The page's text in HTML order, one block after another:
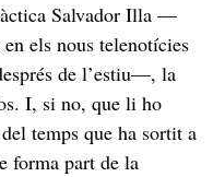
Salvador Illa —
els nous telenotícies
de l’estiu—, la
I, si no, que li ho
temps que ha sortit a
forma part de la